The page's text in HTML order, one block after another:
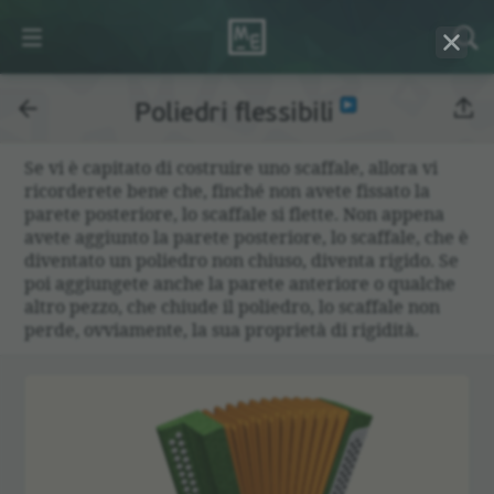
Poliedri flessibili
Se vi è capitato di costruire uno scaffale, allora vi
ricorderete bene che, finché non avete fissato la
parete posteriore, lo scaffale si flette. Non appena
avete aggiunto la parete posteriore, lo scaffale, che è
diventato un poliedro non chiuso, diventa rigido. Se
poi aggiungete anche la parete anteriore o qualche
altro pezzo, che chiude il poliedro, lo scaffale non
perde, ovviamente, la sua proprietà di rigidità.